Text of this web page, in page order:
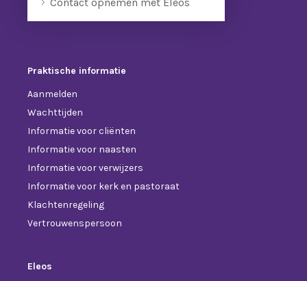
Praktische informatie
Aanmelden
Wachttijden
Informatie voor cliënten
Informatie voor naasten
Informatie voor verwijzers
Informatie voor kerk en pastoraat
Klachtenregeling
Vertrouwenspersoon
Eleos